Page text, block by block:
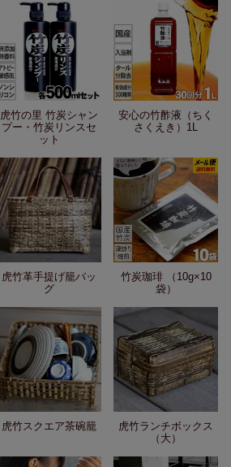
虎竹の里 竹炭シャン
プー・竹炭リンスセ
ット
安心の竹酢液（ちく
さくえき）1L
虎竹革手提げ籠バッ
グ
竹炭珈琲 （10g×10
袋）
虎竹スクエア茶碗籠
虎竹ランチボックス
（大）